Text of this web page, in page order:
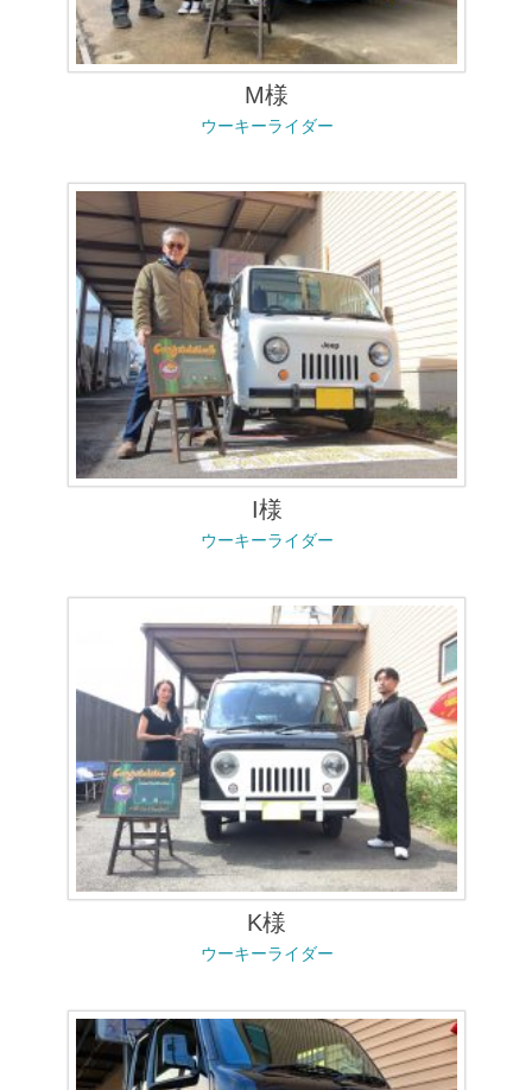
M様
ウーキーライダー
I様
ウーキーライダー
K様
ウーキーライダー